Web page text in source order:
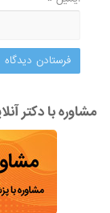
مشاوره با دکتر